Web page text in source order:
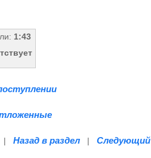
1:43
| Назад в раздел | Следующий